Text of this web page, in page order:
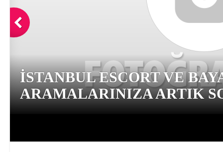
İSTANBUL ESCORT VE
ARAMALARINIZA ARTIK